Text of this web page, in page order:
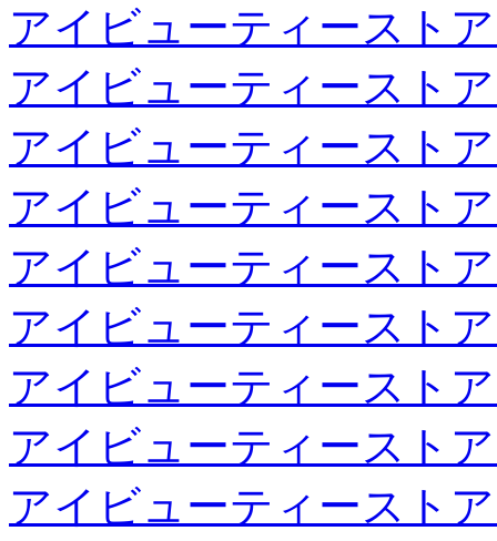
アイビューティースト
アイビューティースト
アイビューティースト
アイビューティースト
アイビューティースト
アイビューティースト
アイビューティースト
アイビューティースト
アイビューティースト